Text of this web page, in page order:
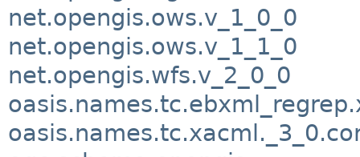
net.opengis.ows.v_1_0_0
net.opengis.ows.v_1_1_0
net.opengis.wfs.v_2_0_0